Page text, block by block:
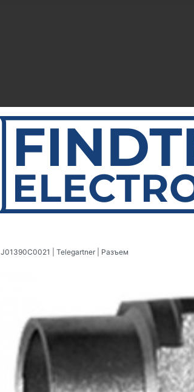
J01390C0021 | Telegartner | Разъем